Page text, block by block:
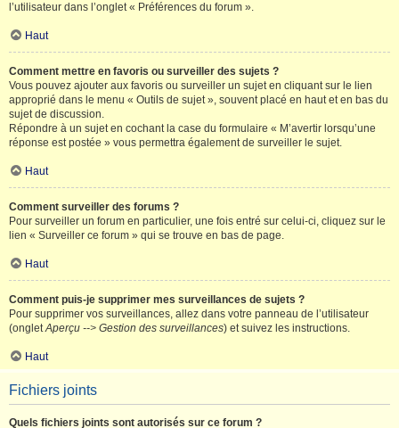
l’utilisateur dans l’onglet « Préférences du forum ».
Haut
Comment mettre en favoris ou surveiller des sujets ?
Vous pouvez ajouter aux favoris ou surveiller un sujet en cliquant sur le lien
approprié dans le menu « Outils de sujet », souvent placé en haut et en bas du
sujet de discussion.
Répondre à un sujet en cochant la case du formulaire « M’avertir lorsqu’une
réponse est postée » vous permettra également de surveiller le sujet.
Haut
Comment surveiller des forums ?
Pour surveiller un forum en particulier, une fois entré sur celui-ci, cliquez sur le
lien « Surveiller ce forum » qui se trouve en bas de page.
Haut
Comment puis-je supprimer mes surveillances de sujets ?
Pour supprimer vos surveillances, allez dans votre panneau de l’utilisateur
(ongletAperçu --> Gestion des surveillances) et suivez les instructions.
Haut
Fichiers joints
Quels fichiers joints sont autorisés sur ce forum ?